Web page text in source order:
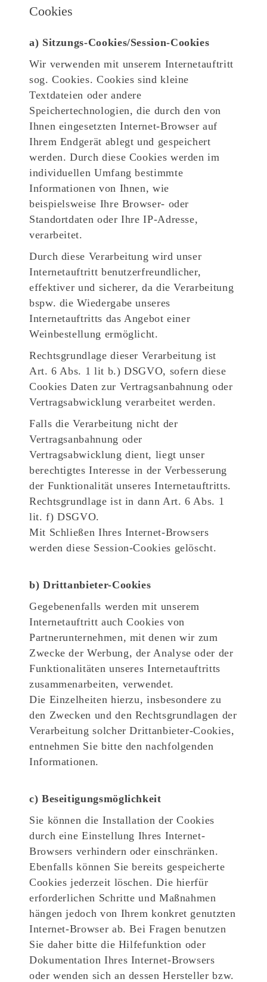
Cookies
a) Sitzungs-Cookies/Session-Cookies
Wir verwenden mit unserem Internetauftritt
sog. Cookies. Cookies sind kleine
Textdateien oder andere
Speichertechnologien, die durch den von
Ihnen eingesetzten Internet-Browser auf
Ihrem Endgerät ablegt und gespeichert
werden. Durch diese Cookies werden im
individuellen Umfang bestimmte
Informationen von Ihnen, wie
beispielsweise Ihre Browser- oder
Standortdaten oder Ihre IP-Adresse,
verarbeitet.
Durch diese Verarbeitung wird unser
Internetauftritt benutzerfreundlicher,
effektiver und sicherer, da die Verarbeitung
bspw. die Wiedergabe unseres
Internetauftritts das Angebot einer
Weinbestellung ermöglicht.
Rechtsgrundlage dieser Verarbeitung ist
Art. 6 Abs. 1 lit b.) DSGVO, sofern diese
Cookies Daten zur Vertragsanbahnung oder
Vertragsabwicklung verarbeitet werden.
Falls die Verarbeitung nicht der
Vertragsanbahnung oder
Vertragsabwicklung dient, liegt unser
berechtigtes Interesse in der Verbesserung
der Funktionalität unseres Internetauftritts.
Rechtsgrundlage ist in dann Art. 6 Abs. 1
lit. f) DSGVO.
Mit Schließen Ihres Internet-Browsers
werden diese Session-Cookies gelöscht.
b) Drittanbieter-Cookies
Gegebenenfalls werden mit unserem
Internetauftritt auch Cookies von
Partnerunternehmen, mit denen wir zum
Zwecke der Werbung, der Analyse oder der
Funktionalitäten unseres Internetauftritts
zusammenarbeiten, verwendet.
Die Einzelheiten hierzu, insbesondere zu
den Zwecken und den Rechtsgrundlagen der
Verarbeitung solcher Drittanbieter-Cookies,
entnehmen Sie bitte den nachfolgenden
Informationen.
c) Beseitigungsmöglichkeit
Sie können die Installation der Cookies
durch eine Einstellung Ihres Internet-
Browsers verhindern oder einschränken.
Ebenfalls können Sie bereits gespeicherte
Cookies jederzeit löschen. Die hierfür
erforderlichen Schritte und Maßnahmen
hängen jedoch von Ihrem konkret genutzten
Internet-Browser ab. Bei Fragen benutzen
Sie daher bitte die Hilfefunktion oder
Dokumentation Ihres Internet-Browsers
oder wenden sich an dessen Hersteller bzw.